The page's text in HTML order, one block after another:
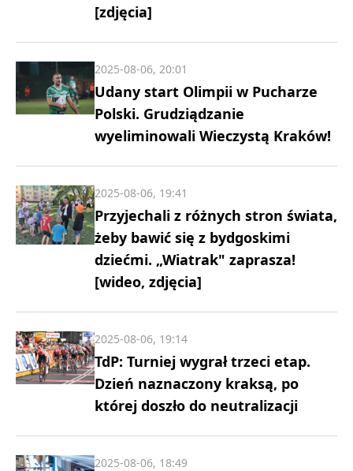
[zdjęcia]
Udany start Olimpii w Pucharze
Polski. Grudziądzanie
wyeliminowali Wieczystą Kraków!
2025-08-06, 20:01
Przyjechali z różnych stron świata,
żeby bawić się z bydgoskimi
dziećmi. „Wiatrak" zaprasza!
[wideo, zdjęcia]
2025-08-06, 19:41
TdP: Turniej wygrał trzeci etap.
Dzień naznaczony kraksą, po
której doszło do neutralizacji
2025-08-06, 19:14
2025-08-06, 18:49